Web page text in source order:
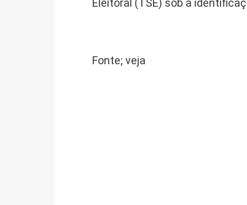
Eleitoral (TSE) sob a
Fonte; veja